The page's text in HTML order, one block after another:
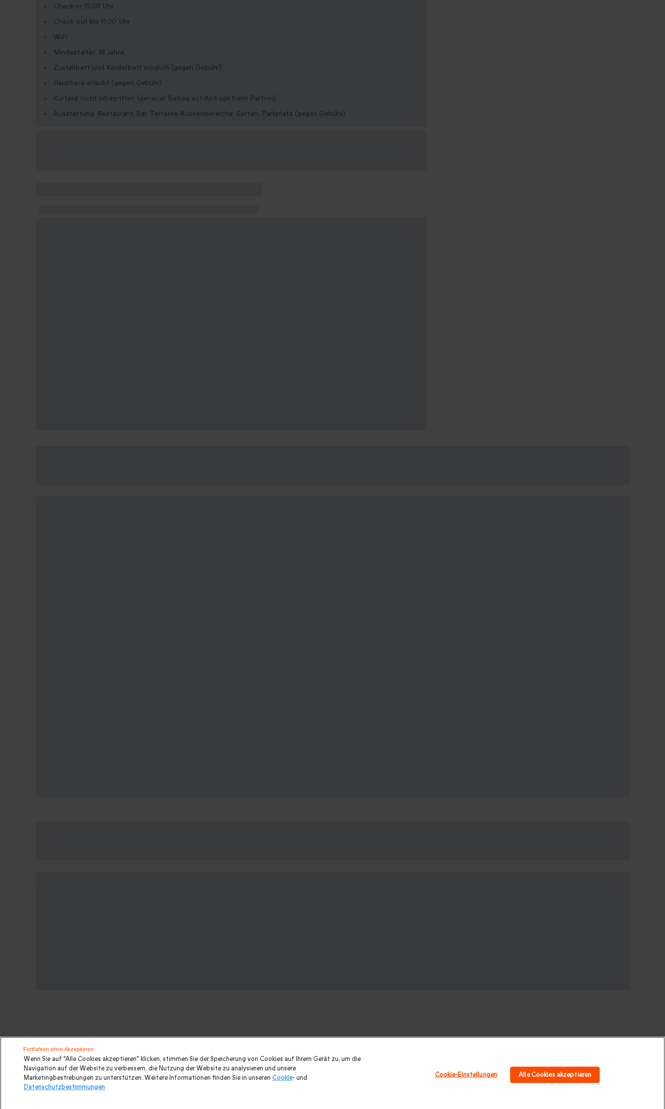
Check-in 15:00 Uhr
Check-out bis 11:00 Uhr
WiFi
Mindestalter: 18 Jahre
Zustellbett und Kinderbett möglich (gegen Gebühr)
Haustiere erlaubt (gegen Gebühr)
Kurtaxe nicht inbegriffen (genauer Betrag auf Anfrage beim Partner)
Ausstattung: Restaurant, Bar, Terrasse Aussenbereiche: Garten, Parkplatz (gegen Gebühr)
Suchen Sie ein originelles geschenk? Weitere Geschenkideen ansehen:
Valentinstagsgeschenke|Geburtstagsgeschenk|Kurzurlaub|Geschenk für Maenner Geschenk für Paare|Geschenk für Familie |Sport und
Abenteuer|Gastronomie
Wenn Sie auf "Alle Cookies akzeptieren" klicken, stimmen Sie der Speicherung von Cookies auf Ihrem Gerät zu, um die
Navigation auf der Website zu verbessern, die Nutzung der Website zu analysieren und unsere
Marketingbestrebungen zu unterstützen. Weitere Informationen finden Sie in unseren Cookie- und
Datenschutzbestimmungen
Cookie-Einstellungen Alle Cookies akzeptieren
Fortfahren ohne Akzeptieren